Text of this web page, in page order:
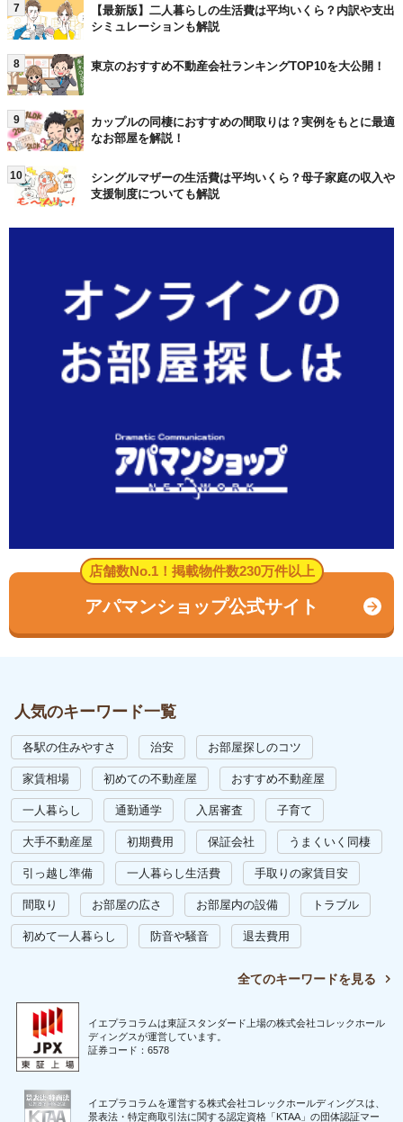
7
【最新版】二人暮らしの生活費は平均いくら？内訳や支出
シミュレーションも解説
8 東京のおすすめ不動産会社ランキングTOP10を大公開！
9
カップルの同棲におすすめの間取りは？実例をもとに最適
なお部屋を解説！
10
シングルマザーの生活費は平均いくら？母子家庭の収入や
支援制度についても解説
店舗数No.1！掲載物件数230万件以上
アパマンショップ公式サイト
人気のキーワード一覧
各駅の住みやすさ 治安 お部屋探しのコツ
家賃相場 初めての不動産屋 おすすめ不動産屋
一人暮らし 通勤通学 入居審査 子育て
大手不動産屋 初期費用 保証会社 うまくいく同棲
引っ越し準備 一人暮らし生活費 手取りの家賃目安
間取り お部屋の広さ お部屋内の設備 トラブル
初めて一人暮らし 防音や騒音 退去費用
全てのキーワードを見る
イエプラコラムは東証スタンダード上場の株式会社コレックホール
ディングスが運営しています。
証券コード：6578
イエプラコラムを運営する株式会社コレックホールディングスは、
景表法・特定商取引法に関する認定資格「KTAA」の団体認証マー